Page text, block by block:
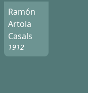
Ramón
Artola
Casals
1912